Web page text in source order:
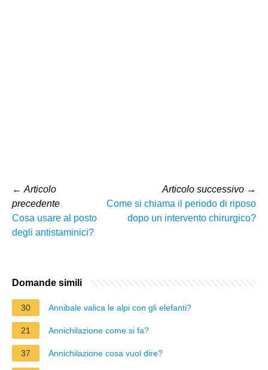
← Articolo
precedente
Cosa usare al posto
degli antistaminici?
Articolo successivo →
Come si chiama il periodo di riposo
dopo un intervento chirurgico?
Domande simili
30 Annibale valica le alpi con gli elefanti?
21 Annichilazione come si fa?
37 Annichilazione cosa vuol dire?